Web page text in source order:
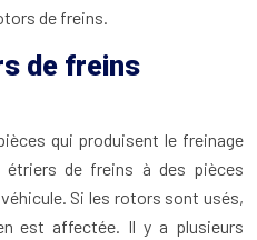
de freins.
de freins
qui produisent le freinage
étriers de freins à des pièces
Si les rotors sont usés,
est affectée. Il y a plusieurs